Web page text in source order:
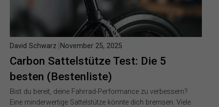
Carbon Sattelstütze Test: Die 5
besten (Bestenliste)
David Schwarz November 25, 2025
Bist du bereit, deine Fahrrad-Performance zu verbessern?
Eine minderwertige Sattelstütze könnte dich bremsen. Viele